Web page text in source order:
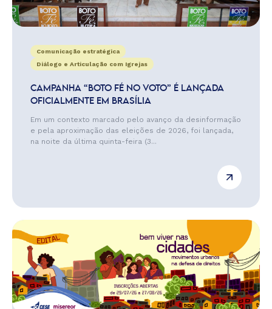
Comunicação estratégica
Diálogo e Articulação com Igrejas
CAMPANHA “BOTO FÉ NO VOTO” É LANÇADA
OFICIALMENTE EM BRASÍLIA
Em um contexto marcado pelo avanço da desinformação
e pela aproximação das eleições de 2026, foi lançada,
na noite da última quinta-feira (3...